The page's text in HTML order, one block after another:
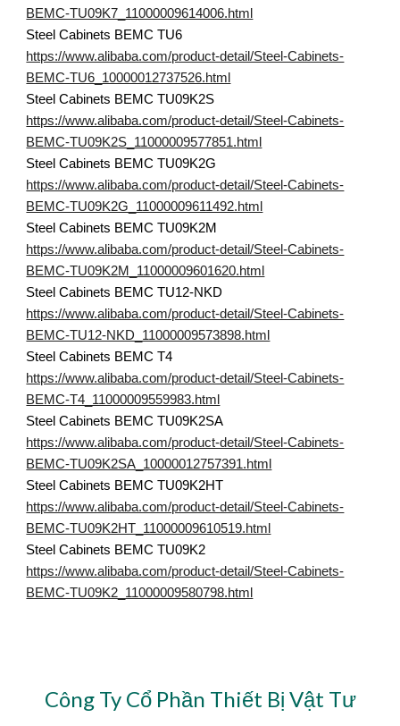
BEMC-TU09K7_11000009614006.html
Steel Cabinets BEMC TU6
https://www.alibaba.com/product-detail/Steel-Cabinets-
BEMC-TU6_10000012737526.html
Steel Cabinets BEMC TU09K2S
https://www.alibaba.com/product-detail/Steel-Cabinets-
BEMC-TU09K2S_11000009577851.html
Steel Cabinets BEMC TU09K2G
https://www.alibaba.com/product-detail/Steel-Cabinets-
BEMC-TU09K2G_11000009611492.html
Steel Cabinets BEMC TU09K2M
https://www.alibaba.com/product-detail/Steel-Cabinets-
BEMC-TU09K2M_11000009601620.html
Steel Cabinets BEMC TU12-NKD
https://www.alibaba.com/product-detail/Steel-Cabinets-
BEMC-TU12-NKD_11000009573898.html
Steel Cabinets BEMC T4
https://www.alibaba.com/product-detail/Steel-Cabinets-
BEMC-T4_11000009559983.html
Steel Cabinets BEMC TU09K2SA
https://www.alibaba.com/product-detail/Steel-Cabinets-
BEMC-TU09K2SA_10000012757391.html
Steel Cabinets BEMC TU09K2HT
https://www.alibaba.com/product-detail/Steel-Cabinets-
BEMC-TU09K2HT_11000009610519.html
Steel Cabinets BEMC TU09K2
https://www.alibaba.com/product-detail/Steel-Cabinets-
BEMC-TU09K2_11000009580798.html
Công Ty Cổ Phần Thiết Bị Vật Tư